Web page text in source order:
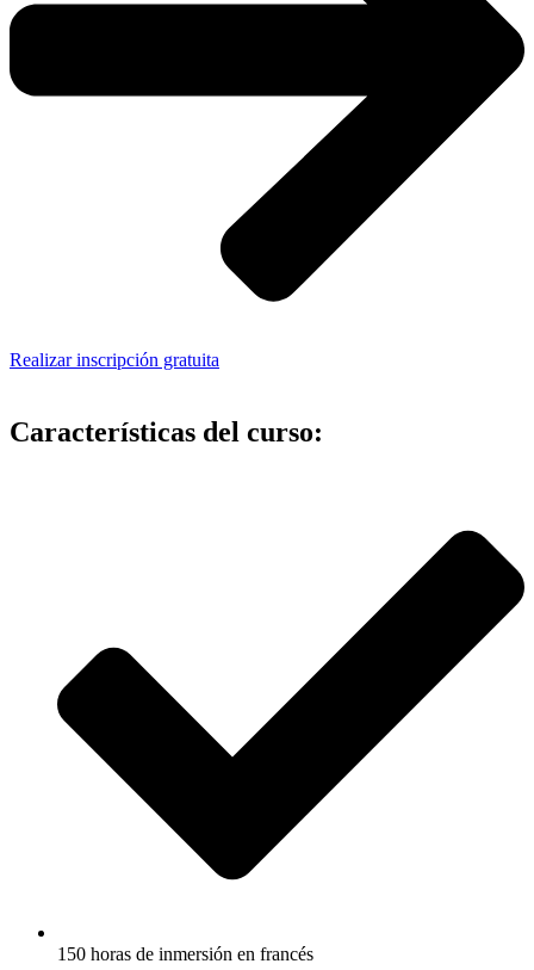
Realizar inscripción gratuita
Características del curso:
150 horas de inmersión en francés